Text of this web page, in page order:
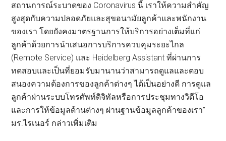
สถานการณ์ระบาดของ Coronavirus นี้ เราให้ความสำคัญ
สูงสุดกับความปลอดภัยและสุขอนามัยลูกค้าและพนักงาน
ของเรา โดยยังคงมาตรฐานการให้บริการอย่างเต็มที่แก่
ลูกค้าด้วยการนำเสนอการบริการควบคุมระยะไกล
(Remote Service) และ Heidelberg Assistant ที่ผ่านการ
ทดสอบและเป็นที่ยอมรับมานานว่าสามารถดูแลและตอบ
สนองความต้องการของลูกค้าต่างๆ ได้เป็นอย่างดี การดูแล
ลูกค้าผ่านระบบโทรศัพท์ดิจิทัลหรือการประชุมทางวิดีโอ
และการให้ข้อมูลด้านต่างๆ ผ่านฐานข้อมูลลูกค้าของเรา”
มร.ไรเนอร์ กล่าวเพิ่มเติม